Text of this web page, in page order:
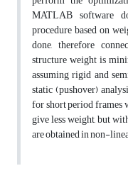
MATLAB software
procedure based on
done, therefore
structure weight is
assuming rigid and
static (pushover)
for short period frames
give less weight, but
are obtained in non-